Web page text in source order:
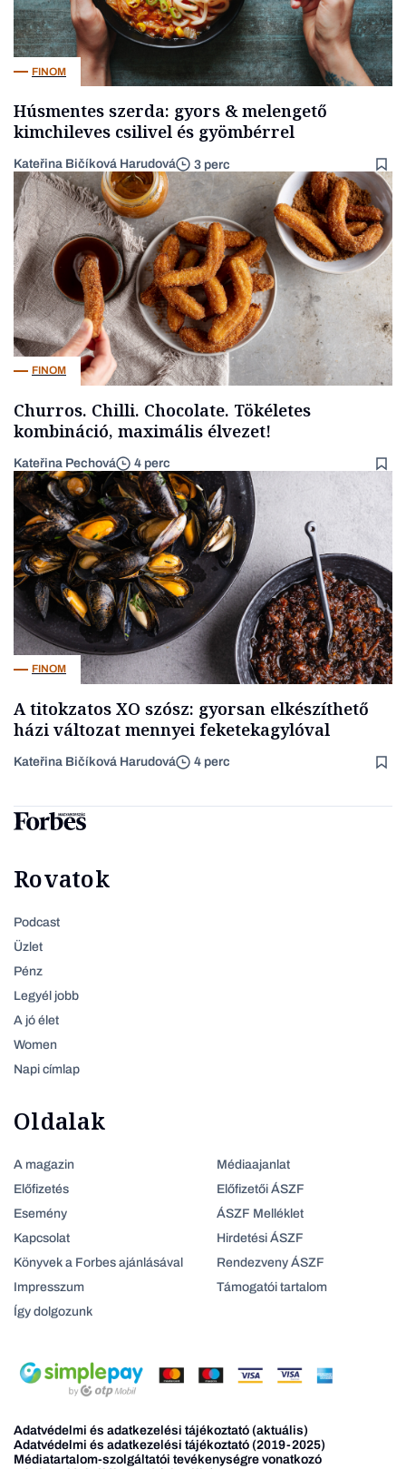
FINOM
Húsmentes szerda: gyors & melengető
kimchileves csilivel és gyömbérrel
Kateřina Bičíková Harudová 3 perc
FINOM
Churros. Chilli. Chocolate. Tökéletes
kombináció, maximális élvezet!
Kateřina Pechová 4 perc
FINOM
A titokzatos XO szósz: gyorsan elkészíthető
házi változat mennyei feketekagylóval
Kateřina Bičíková Harudová 4 perc
Rovatok
Podcast
Üzlet
Pénz
Legyél jobb
A jó élet
Women
Napi címlap
Oldalak
A magazin
Előfizetés
Esemény
Kapcsolat
Könyvek a Forbes ajánlásával
Impresszum
Így dolgozunk
Médiaajanlat
Előfizetői ÁSZF
ÁSZF Melléklet
Hirdetési ÁSZF
Rendezveny ÁSZF
Támogatói tartalom
Adatvédelmi és adatkezelési tájékoztató (aktuális)
Adatvédelmi és adatkezelési tájékoztató (2019-2025)
Médiatartalom-szolgáltatói tevékenységre vonatkozó